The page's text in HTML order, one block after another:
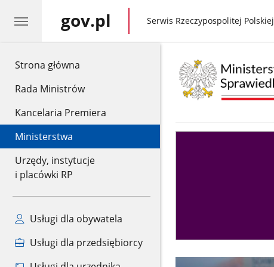
Strona główna
Rada Ministrów
Kancelaria Premiera
Ministerstwa
Urzędy, instytucje
i placówki RP
Usługi dla obywatela
Usługi dla przedsiębiorcy
gov.pl gov.pl
Serwis Rzeczypospolitej Polskiej